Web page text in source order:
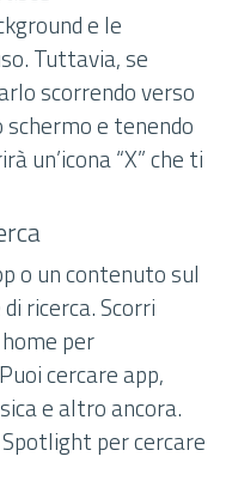
e le
Tuttavia, se
scorrendo verso
e tenendo
un’icona “X” che ti
o un contenuto sul
ricerca. Scorri
per
cercare app,
e altro ancora.
per cercare